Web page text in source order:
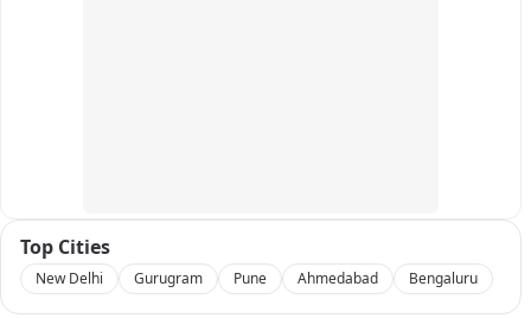
Top Cities
New Delhi Gurugram Pune Ahmedabad Bengaluru